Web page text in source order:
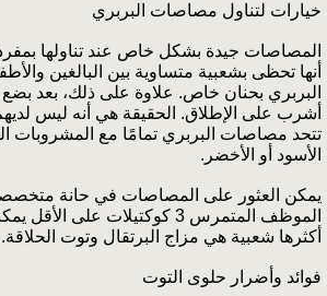
خيارات لتناول مصاصات البربري
المصاصات جيدة بشكل خاص عند تناولها
أنها تحظى بشعبية متساوية بين البالغين
البربري بحنان خاص. علاوة على ذلك، بعد بضع
أشرب على الإطلاق. الحقيقة هي أنه ليس
تتحد مصاصات البربري تمامًا مع المشروبات
الأسود أو الأخضر.
يمكن العثور على المصاصات في حانة
الموظف المتمرس 3 كوكتيلات على
أكثرها شعبية هي مزاج البرتقال وتوت الحلاقة.
فوائد وأضرار حلوى التوت